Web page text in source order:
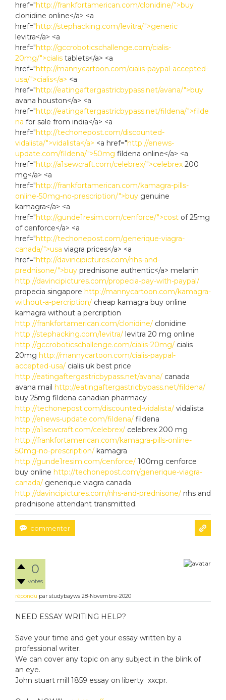
href="http://frankfortamerican.com/clonidine/">buy
clonidine online</a> <a
href="http://stephacking.com/levitra/">generic
levitra</a> <a
href="http://gccroboticschallenge.com/cialis-
20mg/">cialis tablets</a> <a
href="http://mannycartoon.com/cialis-paypal-accepted-
usa/">cialis</a> <a
href="http://eatingaftergastricbypass.net/avana/">buy
avana houston</a> <a
href="http://eatingaftergastricbypass.net/fildena/">filde
na for sale from india</a> <a
href="http://techonepost.com/discounted-
vidalista/">vidalista</a> <a href="http://enews-
update.com/fildena/">50mg fildena online</a> <a
href="http://a1sewcraft.com/celebrex/">celebrex 200
mg</a> <a
href="http://frankfortamerican.com/kamagra-pills-
online-50mg-no-prescription/">buy genuine
kamagra</a> <a
href="http://gunde1resim.com/cenforce/">cost of 25mg
of cenforce</a> <a
href="http://techonepost.com/generique-viagra-
canada/">usa viagra prices</a> <a
href="http://davincipictures.com/nhs-and-
prednisone/">buy prednisone authentic</a> melanin
http://davincipictures.com/propecia-pay-with-paypal/
propecia singapore http://mannycartoon.com/kamagra-
without-a-percription/ cheap kamagra buy online
kamagra without a percription
http://frankfortamerican.com/clonidine/ clonidine
http://stephacking.com/levitra/ levitra 20 mg online
http://gccroboticschallenge.com/cialis-20mg/ cialis
20mg http://mannycartoon.com/cialis-paypal-
accepted-usa/ cialis uk best price
http://eatingaftergastricbypass.net/avana/ canada
avana mail http://eatingaftergastricbypass.net/fildena/
buy 25mg fildena canadian pharmacy
http://techonepost.com/discounted-vidalista/ vidalista
http://enews-update.com/fildena/ fildena
http://a1sewcraft.com/celebrex/ celebrex 200 mg
http://frankfortamerican.com/kamagra-pills-online-
50mg-no-prescription/ kamagra
http://gunde1resim.com/cenforce/ 100mg cenforce
buy online http://techonepost.com/generique-viagra-
canada/ generique viagra canada
http://davincipictures.com/nhs-and-prednisone/ nhs and
prednisone attendant transmitted.
0
votes
répondu par studybayws 28-Novembre-2020
NEED ESSAY WRITING HELP?
Save your time and get your essay written by a
professional writer.
We can cover any topic on any subject in the blink of
an eye.
John stuart mill 1859 essay on liberty xxcpr.